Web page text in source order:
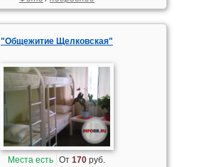
"Общежитие Щелковская"
Места есть От170 руб.